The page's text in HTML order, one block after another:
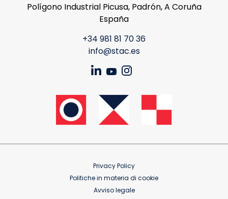
Polígono Industrial Picusa, Padrón, A Coruña
España
+34 981 81 70 36
info@stac.es
Privacy Policy
Politiche in materia di cookie
Avviso legale